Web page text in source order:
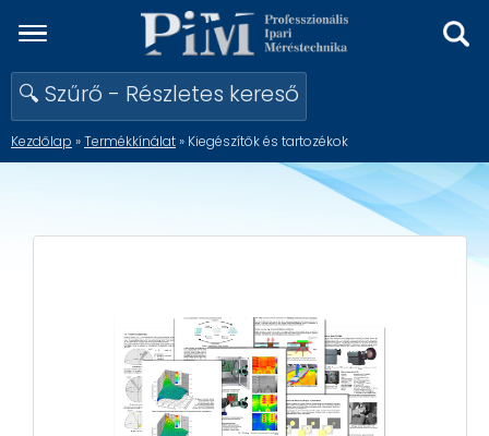
🔍 Szűrő - Részletes kereső
Kezdőlap »Termékkínálat» Kiegészítők és tartozékok